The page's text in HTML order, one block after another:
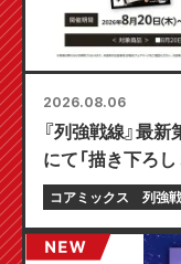
2026.08.06
『列強戦線』最
にて「描き下ろし
定フェアが8月20
コアミックス 列強